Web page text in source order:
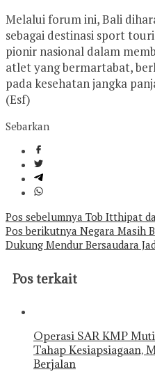
Melalui forum ini, Bali
sebagai destinasi sport
pionir nasional dalam
atlet yang bermartabat,
pada kesehatan jangka
(Esf)
Sebarkan
Navigasi
pos
Pos sebelumnya Tob Itthipat
Pos berikutnya Negara Masih
Dukung Mendur Bersaudara
Pos terkait
Operasi SAR KMP
Tahap Kesiapsiagaan,
Berjalan